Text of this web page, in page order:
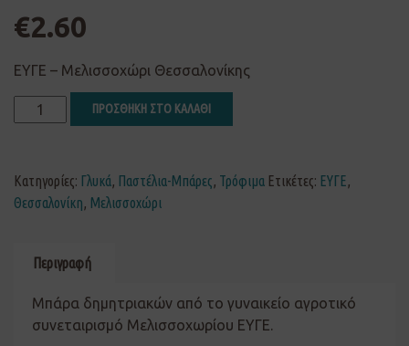
€2.60
ΕΥΓΕ – Μελισσοχώρι Θεσσαλονίκης
ΠΡΟΣΘΗΚΗ ΣΤΟ ΚΑΛΑΘΙ
Κατηγορίες: Γλυκά, Παστέλια-Μπάρες, Τρόφιμα Ετικέτες: ΕΥΓΕ,
Θεσσαλονίκη, Μελισσοχώρι
Περιγραφή
Μπάρα δημητριακών από το γυναικείο αγροτικό
συνεταιρισμό Μελισσοχωρίου ΕΥΓΕ.